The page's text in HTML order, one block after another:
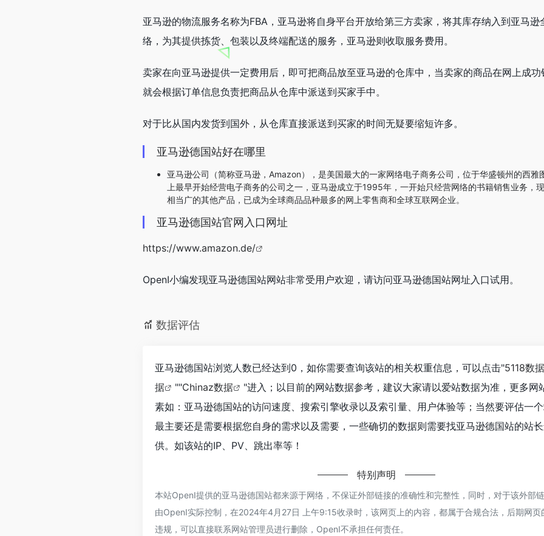
亚马逊的物流服务名称为FBA，亚马逊将自身平台开放给第三方卖家，将其库存纳入到亚马逊
络，为其提供拣货、包装以及终端配送的服务，亚马逊则收取服务费用。
卖家在向亚马逊提供一定费用后，即可把商品放至亚马逊的仓库中，当卖家的商品在网上成
就会根据订单信息负责把商品从仓库中派送到买家手中。
对于比从国内发货到国外，从仓库直接派送到买家的时间无疑要缩短许多。
亚马逊德国站好在哪里
亚马逊公司（简称亚马逊，Amazon），是美国最大的一家网络电子商务公司，位于华盛顿州的西雅
上最早开始经营电子商务的公司之一，亚马逊成立于1995年，一开始只经营网络的书籍销售业务，
相当广的其他产品，已成为全球商品品种最多的网上零售商和全球互联网企业。
亚马逊德国站官网入口网址
https://www.amazon.de/
OpenI小编发现亚马逊德国站网站非常受用户欢迎，请访问亚马逊德国站网址入口试用。
数据评估
亚马逊德国站浏览人数已经达到0，如你需要查询该站的相关权重信息，可以点击"5118数据
据
""Chinaz数据
"进入；以目前的网站数据参考，建议大家请以爱站数据为准，更多网
素如：亚马逊德国站的访问速度、搜索引擎收录以及索引量、用户体验等；当然要评估一个
最主要还是需要根据您自身的需求以及需要，一些确切的数据则需要找亚马逊德国站的站
供。如该站的IP、PV、跳出率等！
特别声明
本站OpenI提供的亚马逊德国站都来源于网络，不保证外部链接的准确性和完整性，同时，对于该外部
由OpenI实际控制，在2024年4月27日 上午9:15收录时，该网页上的内容，都属于合规合法，后期网页
违规，可以直接联系网站管理员进行删除，OpenI不承担任何责任。